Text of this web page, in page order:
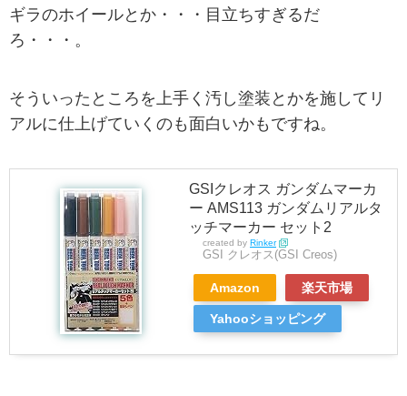
ギラのホイールとか・・・目立ちすぎるだ
ろ・・・。
そういったところを上手く汚し塗装とかを施してリ
アルに仕上げていくのも面白いかもですね。
GSIクレオス ガンダムマーカ
ー AMS113 ガンダムリアルタ
ッチマーカー セット2
created by Rinker
GSI クレオス(GSI Creos)
Amazon 楽天市場
Yahooショッピング